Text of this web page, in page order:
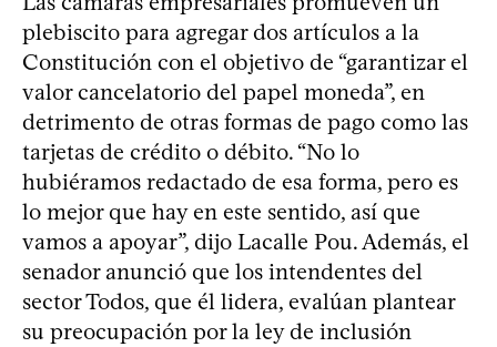
plebiscito para agregar dos artículos a la
Constitución con el objetivo de “garantizar el
valor cancelatorio del papel moneda”, en
detrimento de otras formas de pago como las
tarjetas de crédito o débito. “No lo
hubiéramos redactado de esa forma, pero es
lo mejor que hay en este sentido, así que
vamos a apoyar”, dijo Lacalle Pou. Además, el
senador anunció que los intendentes del
sector Todos, que él lidera, evalúan plantear
su preocupación por la ley de inclusión